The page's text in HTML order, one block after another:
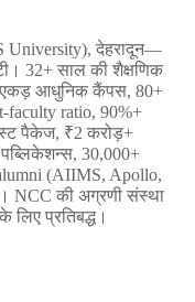
University), देहरादून—
32+ साल की शैक्षणिक
एकड़ आधुनिक कैंपस
पैकेज, ₹2 करोड़
पब्लिकेशन्स
(AIIMS, Apollo,
। NCC की अग्रणी संस्था
के लिए प्रतिबद्ध।